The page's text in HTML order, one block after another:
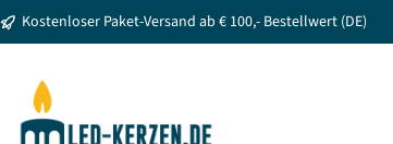
Zur Hauptnavigation springen
Kostenloser Paket-Versand ab € 100,- Bestellwert (DE)